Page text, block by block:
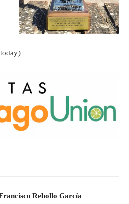
Rebollo García